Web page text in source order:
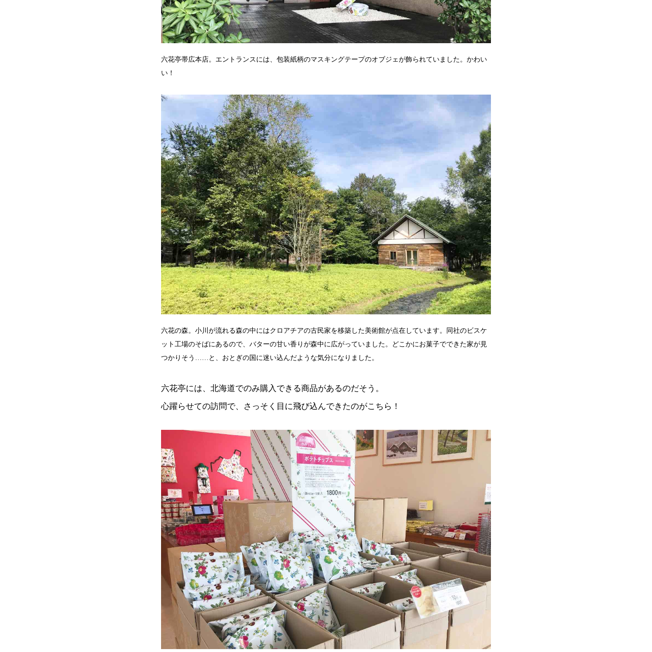
六花亭帯広本店。エントランスには、包装紙柄のマスキングテープのオブジェが飾られていました。かわい
い！
六花の森。小川が流れる森の中にはクロアチアの古民家を移築した美術館が点在しています。同社のビスケ
ット工場のそばにあるので、バターの甘い香りが森中に広がっていました。どこかにお菓子でできた家が見
つかりそう……と、おとぎの国に迷い込んだような気分になりました。
六花亭には、北海道でのみ購入できる商品があるのだそう。
心躍らせての訪問で、さっそく目に飛び込んできたのがこちら！